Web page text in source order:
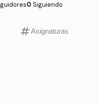
0 Siguiendo
tagAsignaturas